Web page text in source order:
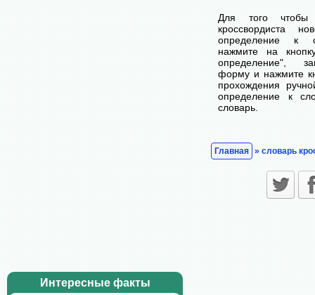
Интересные факты
Для того чтобы
кроссвордиста
определение к
нажмите на
определение",
форму и нажмите
прохождения
определение к
словарь.
Главная » словарь